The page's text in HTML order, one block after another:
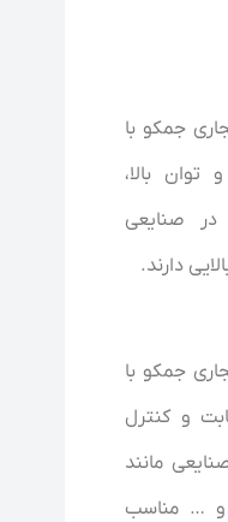
جمکو با
توان بالا،
در صنایعی
دارند.
جمکو با
و کنترل
مانند
و … مناسب